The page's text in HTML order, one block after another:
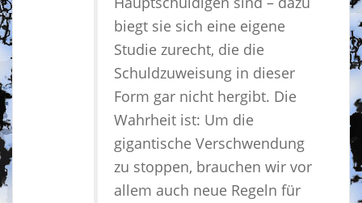
biegt sie sich eine eigene
Studie zurecht, die die
Schuldzuweisung in dieser
Form gar nicht hergibt. Die
Wahrheit ist: Um die
gigantische Verschwendung
zu stoppen, brauchen wir vor
allem auch neue Regeln für